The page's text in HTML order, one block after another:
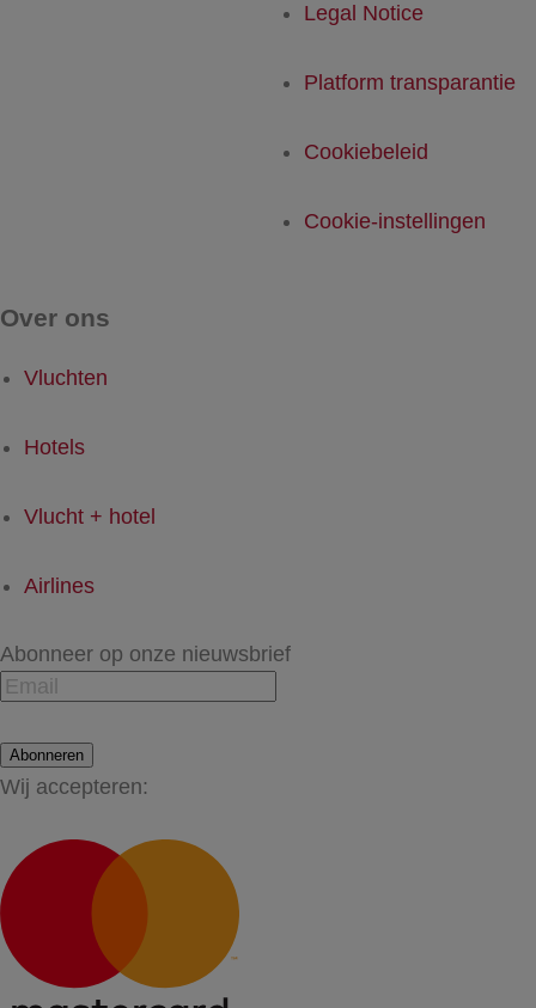
Legal Notice
Platform transparantie
Cookiebeleid
Cookie-instellingen
Over ons
Vluchten
Hotels
Vlucht + hotel
Airlines
Abonneer op onze nieuwsbrief
Abonneren
Wij accepteren: